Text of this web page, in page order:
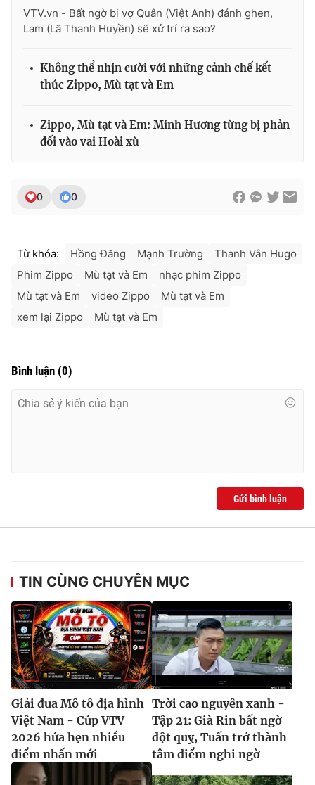
VTV.vn - Bất ngờ bị vợ Quân (Việt Anh) đánh ghen,
Lam (Lã Thanh Huyền) sẽ xử trí ra sao?
Không thể nhịn cười với những cảnh chế kết
thúc Zippo, Mù tạt và Em
Zippo, Mù tạt và Em: Minh Hương từng bị phản
đối vào vai Hoài xù
0 0
Từ khóa: Hồng Đăng Mạnh Trường
Thanh Vân Hugo
Phim Zippo
Mù tạt và Em
nhạc phim Zippo
Mù tạt và Em
video Zippo
Mù tạt và Em
xem lại Zippo
Mù tạt và Em
Bình luận (0)
Gửi bình luận
TIN CÙNG CHUYÊN MỤC
Giải đua Mô tô địa hình
Việt Nam - Cúp VTV
2026 hứa hẹn nhiều
điểm nhấn mới
Trời cao nguyên xanh -
Tập 21: Già Rin bất ngờ
đột quỵ, Tuấn trở thành
tâm điểm nghi ngờ